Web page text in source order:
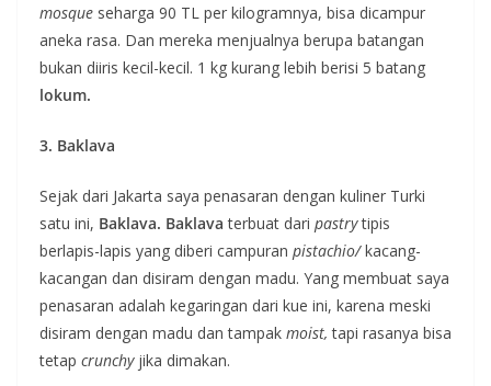
mosque seharga 90 TL per kilogramnya, bisa dicampur
aneka rasa. Dan mereka menjualnya berupa batangan
bukan diiris kecil-kecil. 1 kg kurang lebih berisi 5 batang
lokum.
3. Baklava
Sejak dari Jakarta saya penasaran dengan kuliner Turki
satu ini, Baklava. Baklava terbuat dari pastrytipis
berlapis-lapis yang diberi campuran pistachio/kacang-
kacangan dan disiram dengan madu. Yang membuat saya
penasaran adalah kegaringan dari kue ini, karena meski
disiram dengan madu dan tampak moist,tapi rasanya bisa
tetap crunchyjika dimakan.